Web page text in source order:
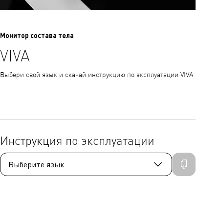
Монитор состава тела
VIVA
Выбери свой язык и скачай инструкцию по эксплуатации VIVA
Инструкция по эксплуатации